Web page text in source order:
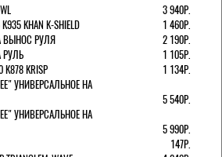
3 940Р.
KHAN K-SHIELD
1 460Р.
ВЫНОС РУЛЯ
2 190Р.
РУЛЬ
1 105Р.
KRISP
1 134Р.
УНИВЕРСАЛЬНОЕ НА
5 540Р.
УНИВЕРСАЛЬНОЕ НА
5 990Р.
147Р.